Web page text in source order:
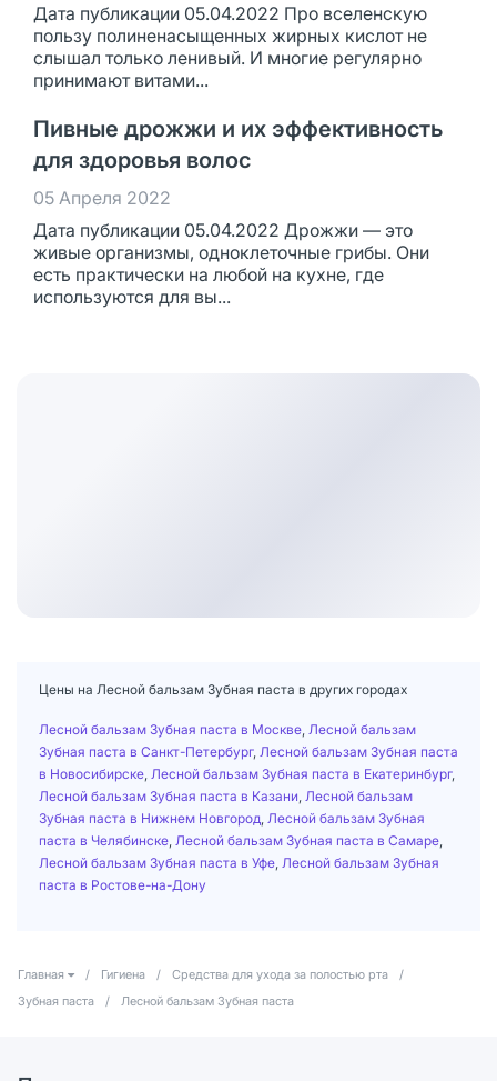
Дата публикации 05.04.2022 Про вселенскую
пользу полиненасыщенных жирных кислот не
слышал только ленивый. И многие регулярно
принимают витами...
Пивные дрожжи и их эффективность
для здоровья волос
05 Апреля 2022
Дата публикации 05.04.2022 Дрожжи — это
живые организмы, одноклеточные грибы. Они
есть практически на любой на кухне, где
используются для вы...
Цены на Лесной бальзам Зубная паста в других городах
Лесной бальзам Зубная паста в Москве Лесной бальзам
Зубная паста в Санкт-Петербург, Лесной бальзам Зубная паста
в Новосибирске Лесной бальзам Зубная паста в Екатеринбург,
Лесной бальзам Зубная паста в Казани Лесной бальзам
Зубная паста в Нижнем Новгород Лесной бальзам Зубная
паста в Челябинске Лесной бальзам Зубная паста в Самаре
Лесной бальзам Зубная паста в Уфе Лесной бальзам Зубная
паста в Ростове-на-Дону
Главная / Гигиена / Средства для ухода за полостью рта
/
Зубная паста
/ Лесной бальзам Зубная паста